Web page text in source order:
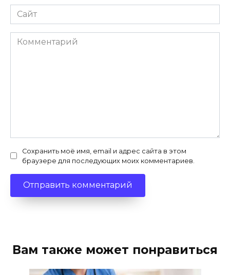
Сайт
Комментарий
Сохранить моё имя, email и адрес сайта в этом
браузере для последующих моих комментариев.
Вам также может понравиться